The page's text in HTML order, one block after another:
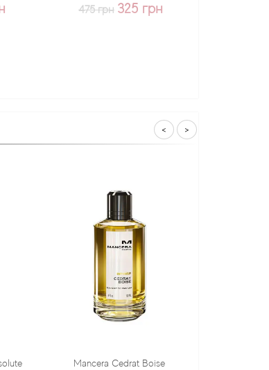
475 грн 325 грн
Mancera Cedrat Boise
< >